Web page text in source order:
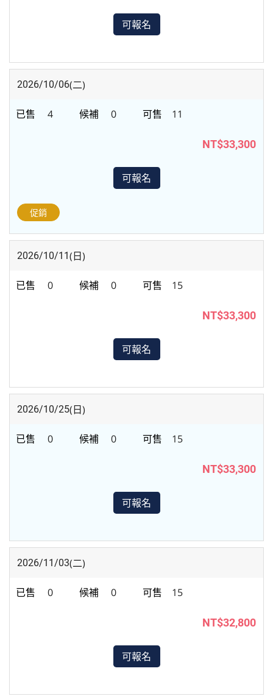
可報名
2026/10/06(二)
4 0 11
NT$33,300
可報名
促銷
2026/10/11(日)
0 0 15
NT$33,300
可報名
2026/10/25(日)
0 0 15
NT$33,300
可報名
2026/11/03(二)
0 0 15
NT$32,800
可報名